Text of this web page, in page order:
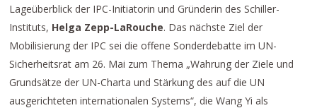
Lageüberblick der IPC-Initiatorin und Gründerin des Schiller-
Instituts, Helga Zepp-LaRouche. Das nächste Ziel der
Mobilisierung der IPC sei die offene Sonderdebatte im UN-
Sicherheitsrat am 26. Mai zum Thema „Wahrung der Ziele und
Grundsätze der UN-Charta und Stärkung des auf die UN
ausgerichteten internationalen Systems“, die Wang Yi als